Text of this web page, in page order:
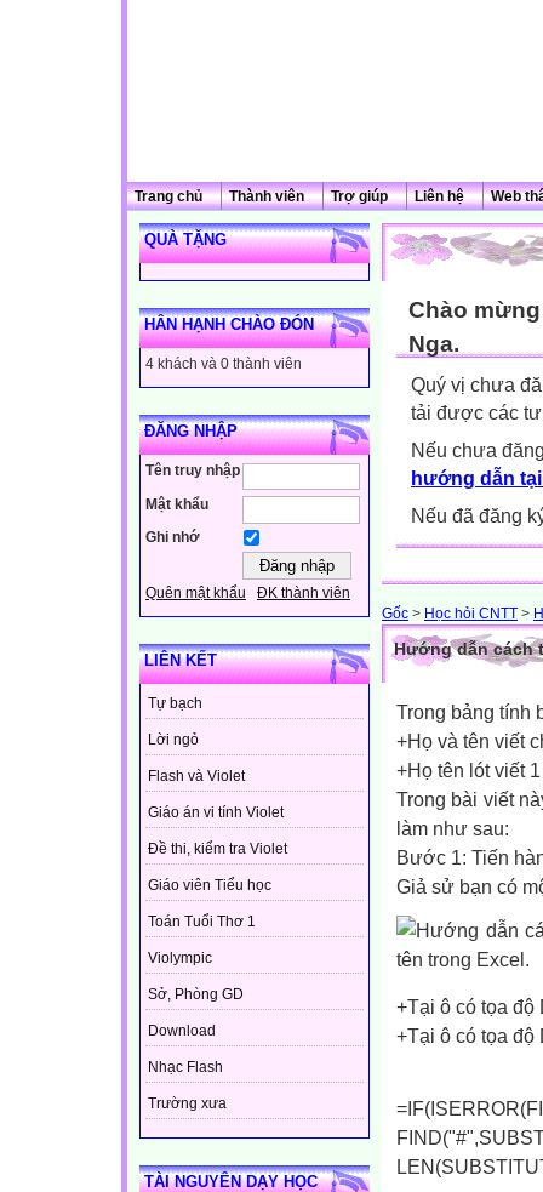
Trang chủ Thành viên Trợ giúp Liên hệ Web
QUÀ TẶNG
HÂN HẠNH CHÀO ĐÓN
4 khách và 0 thành viên
ĐĂNG NHẬP
Tên truy nhập
Mật khẩu
Ghi nhớ
Quên mật khẩu ĐK thành viên
LIÊN KẾT
Tự bạch
Lời ngỏ
Flash và Violet
Giáo án vi tính Violet
Đề thi, kiểm tra Violet
Giáo viên Tiểu học
Toán Tuổi Thơ 1
Violympic
Sở, Phòng GD
Download
Nhạc Flash
Trường xưa
TÀI NGUYÊN DẠY HỌC
Chào
Nga.
Quý vị chưa
tải được các
Nếu chưa
hướng dẫn
Nếu đã đăng
Gốc > Học hỏi CNTT >
Hướng dẫn cách
Trong bảng tính
+Họ và tên viết
+Họ tên lót viết
Trong bài viết
làm như sau:
Bước 1: Tiến
Giả sử bạn có
+Tại ô có tọa độ
+Tại ô có tọa độ